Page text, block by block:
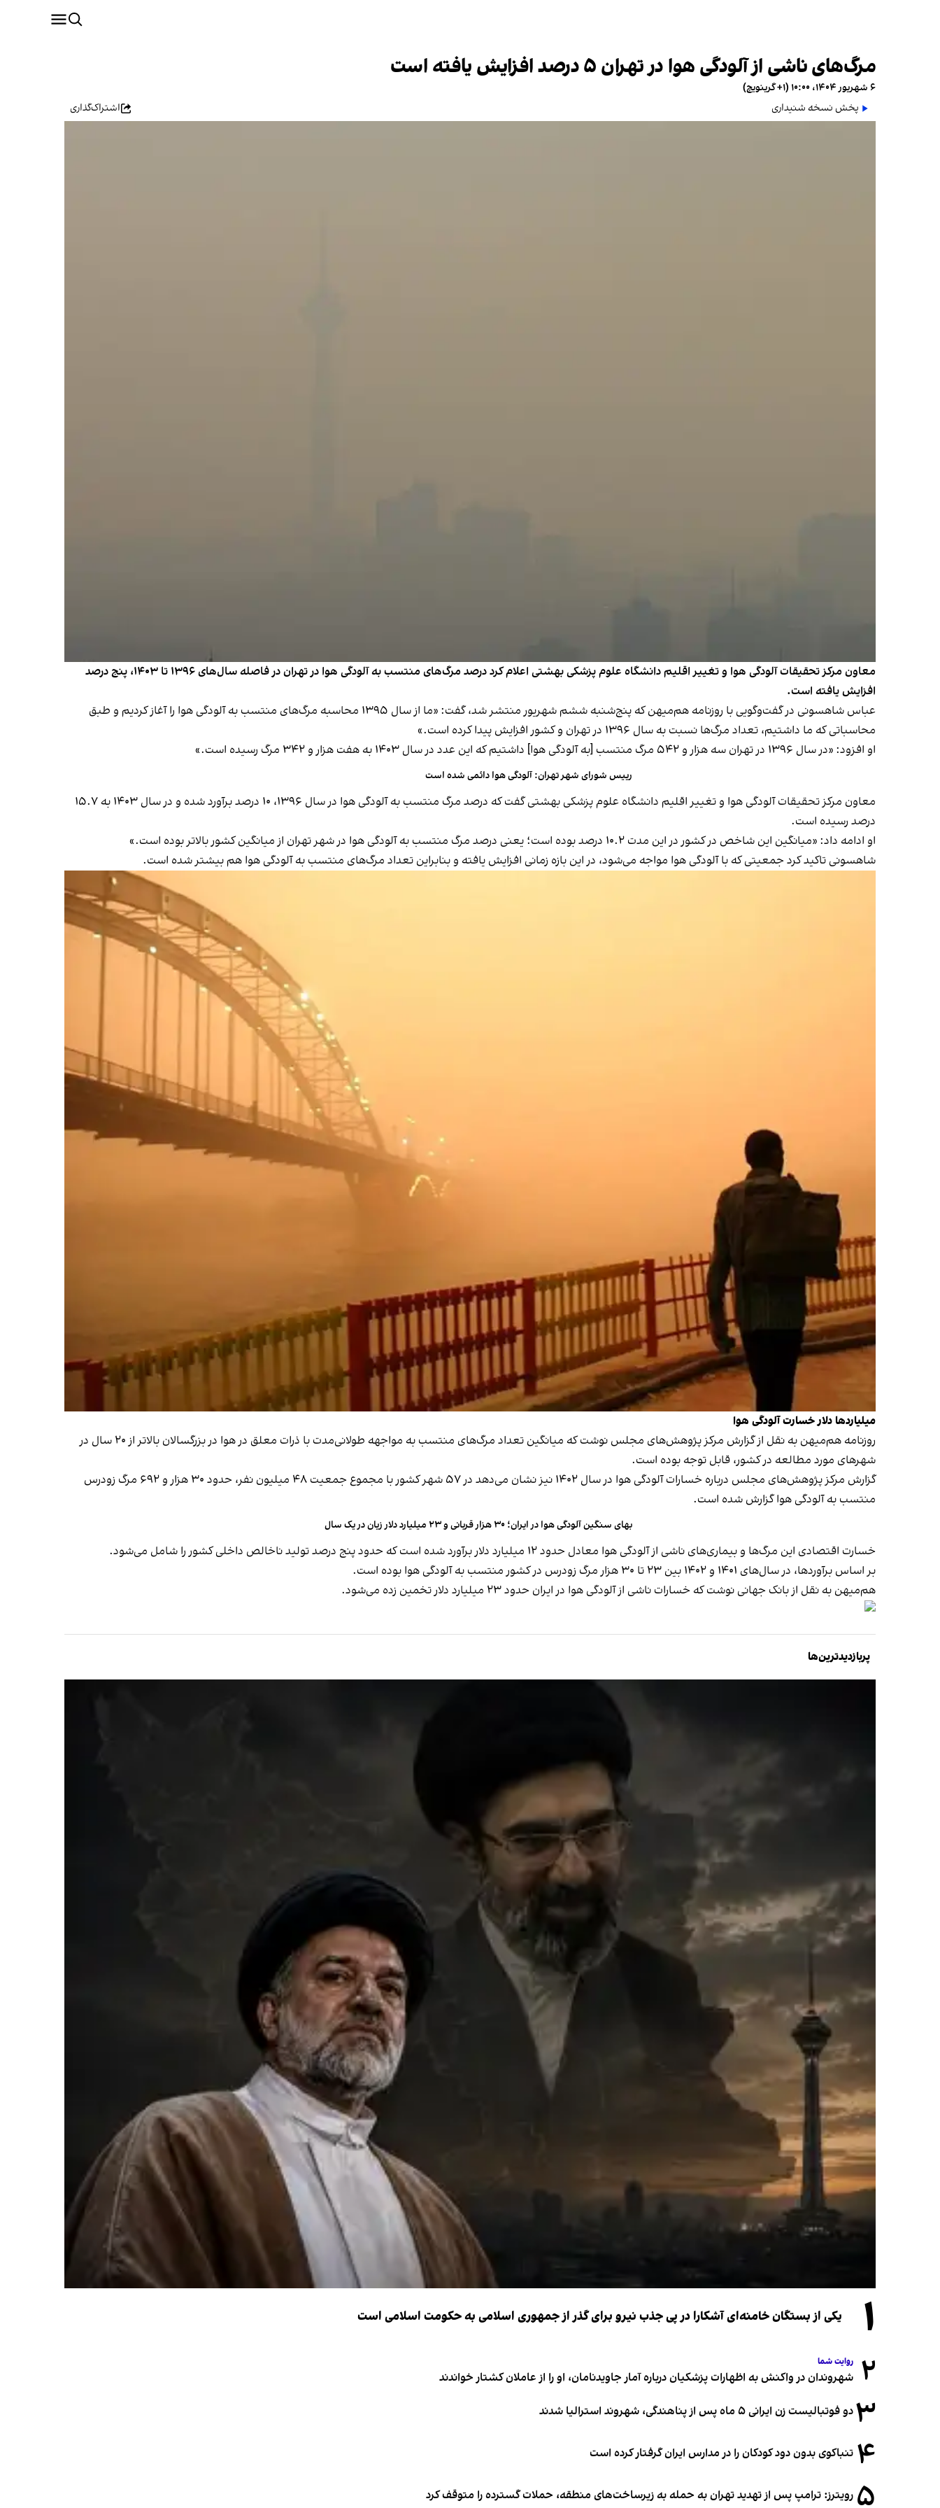
مرگ‏‌های ناشی از آلودگی هوا در تهران ۵ درصد افزایش یافته است
۶ شهریور ۱۴۰۴، ۱۰:۰۰ (‎+۱ گرینویچ)
پخش نسخه شنیداری
اشتراک‌گذاری
معاون مرکز تحقیقات آلودگی هوا و تغییر اقلیم دانشگاه علوم پزشکی بهشتی اعلام کرد درصد مرگ‌های منتسب به آلودگی هوا در تهران در فاصله سال‌های ۱۳۹۶ تا ۱۴۰۳، پنج درصد
افزایش یافته است.
عباس شاهسونی در گفت‌وگویی با روزنامه هم‌میهن که پنج‌شنبه ششم شهریور منتشر شد، گفت: «ما از سال ۱۳۹۵ محاسبه مرگ‌های منتسب به آلودگی هوا را آغاز کردیم و طبق
محاسباتی که ما داشتیم، تعداد مرگ‌ها نسبت به سال ۱۳۹۶ در تهران و کشور افزایش پیدا کرده است.»
او افزود: «در سال ۱۳۹۶ در تهران سه هزار و ۵۴۲ مرگ منتسب [به آلودگی هوا] داشتیم که این عدد در سال ۱۴۰۳ به هفت هزار و ۳۴۲ مرگ رسیده است.»
رییس شورای شهر تهران: آلودگی هوا دائمی شده است
معاون مرکز تحقیقات آلودگی هوا و تغییر اقلیم دانشگاه علوم پزشکی بهشتی گفت که درصد مرگ منتسب به آلودگی هوا در سال ۱۳۹۶، ۱۰ درصد برآورد شده و در سال ۱۴۰۳ به ۱۵.۷
درصد رسیده است.
او ادامه داد: «میانگین این شاخص در کشور در این مدت ۱۰.۲ درصد بوده است؛ یعنی درصد مرگ منتسب به آلودگی هوا در شهر تهران از میانگین کشور بالاتر بوده است.»
شاهسونی تاکید کرد جمعیتی که با آلودگی هوا مواجه می‌‌شود، در این بازه زمانی افزایش یافته و بنابراین تعداد مرگ‌های منتسب به آلودگی هوا هم بیشتر شده است.
میلیاردها دلار خسارت آلودگی هوا
روزنامه هم‌میهن به نقل از گزارش مرکز پژوهش‌های مجلس نوشت که میانگین تعداد مرگ‌های منتسب به مواجهه طولانی‌مدت با ذرات معلق در هوا در بزرگسالان بالاتر از ۲۰ سال در
شهرهای مورد مطالعه در کشور، قابل توجه بوده است.
گزارش مرکز پژوهش‌های مجلس درباره خسارات آلودگی هوا در سال ۱۴۰۲ نیز نشان می‌دهد در ۵۷ شهر کشور با مجموع جمعیت ۴۸ میلیون نفر، حدود ۳۰ هزار و ۶۹۲ مرگ زودرس
منتسب به آلودگی هوا گزارش شده است.
بهای سنگین آلودگی هوا در ایران؛ ۳۰ هزار قربانی و ۲۳ میلیارد دلار زیان در یک سال
خسارت اقتصادی این مرگ‌ها و بیماری‌های ناشی از آلودگی هوا معادل حدود ۱۲ میلیارد دلار برآورد شده است که حدود پنج درصد تولید ناخالص داخلی کشور را شامل می‌شود.
بر اساس برآوردها، در سال‌های ۱۴۰۱ و ۱۴۰۲ بین ۲۳ تا ۳۰ هزار مرگ زودرس در کشور منتسب به آلودگی هوا بوده است.
هم‌میهن به نقل از بانک جهانی نوشت که خسارات ناشی از آلودگی هوا در ایران حدود ۲۳ میلیارد دلار تخمین زده می‌شود.
پربازدیدترین‌ها
۱ یکی از بستگان خامنه‌ای آشکارا در پی جذب نیرو برای گذر از جمهوری اسلامی به حکومت اسلامی است
۲ روایت شما
شهروندان در واکنش به اظهارات پزشکیان درباره آمار جاویدنامان، او را از عاملان کشتار خواندند
۳دو فوتبالیست زن ایرانی ۵ ماه پس از پناهندگی، شهروند استرالیا شدند
۴ تنباکوی بدون دود کودکان را در مدارس ایران گرفتار کرده است
۵ رویترز: ترامپ پس از تهدید تهران به حمله به زیرساخت‌های منطقه، حملات گسترده را متوقف کرد